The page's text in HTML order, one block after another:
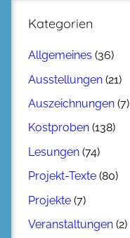
Kategorien
Allgemeines (36)
Ausstellungen (21)
Auszeichnungen (7)
Kostproben (138)
Lesungen (74)
Projekt-Texte (80)
Projekte (7)
Veranstaltungen (2)